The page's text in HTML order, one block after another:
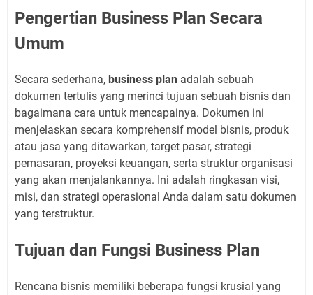
Pengertian Business Plan Secara
Umum
Secara sederhana, business plan adalah sebuah
dokumen tertulis yang merinci tujuan sebuah bisnis dan
bagaimana cara untuk mencapainya. Dokumen ini
menjelaskan secara komprehensif model bisnis, produk
atau jasa yang ditawarkan, target pasar, strategi
pemasaran, proyeksi keuangan, serta struktur organisasi
yang akan menjalankannya. Ini adalah ringkasan visi,
misi, dan strategi operasional Anda dalam satu dokumen
yang terstruktur.
Tujuan dan Fungsi Business Plan
Rencana bisnis memiliki beberapa fungsi krusial yang